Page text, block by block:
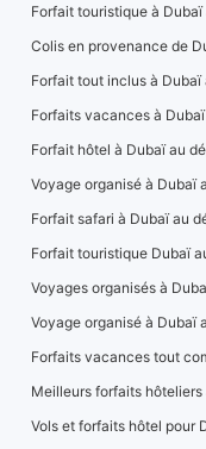
Forfait touristique à
Colis en provenance de
Forfait tout inclus à
Forfaits vacances à
Forfait hôtel à Dubaï au
Voyage organisé à Dubaï
Forfait safari à Dubaï au
Forfait touristique Dubaï
Voyages organisés à
Voyage organisé à Dubaï
Forfaits vacances tout
Meilleurs forfaits
Vols et forfaits hôtel pour